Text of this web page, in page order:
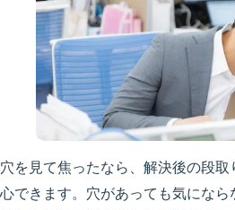
穴を見て焦ったなら、解決後の段
心できます。穴があっても気になら